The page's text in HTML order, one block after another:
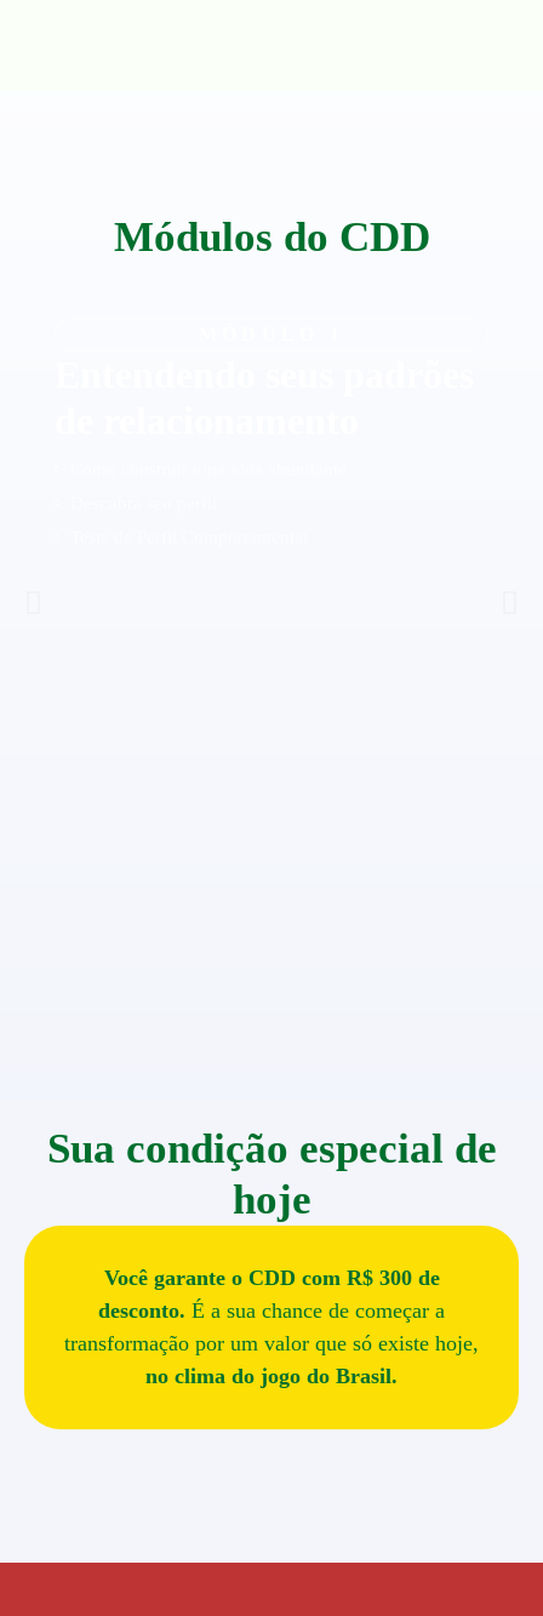
Módulos do CDD
Sua condição especial de
hoje
Você garante o CDD com R$ 300 de
desconto. É a sua chance de começar a
transformação por um valor que só existe hoje,
no clima do jogo do Brasil.